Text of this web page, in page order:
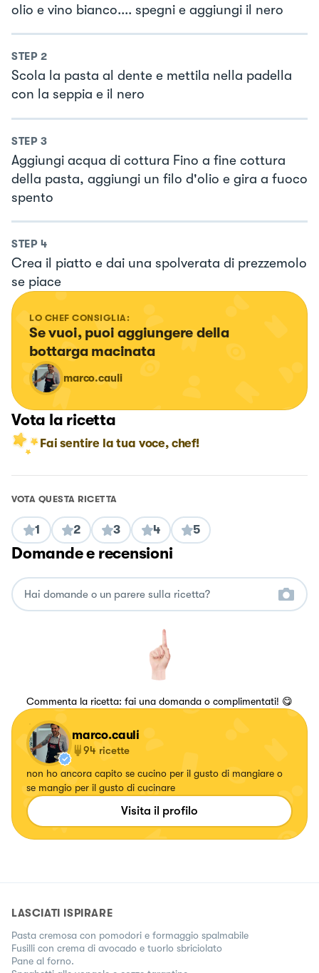
olio e vino bianco.... spegni e aggiungi il nero
STEP 2
Scola la pasta al dente e mettila nella padella
con la seppia e il nero
STEP 3
Aggiungi acqua di cottura Fino a fine cottura
della pasta, aggiungi un filo d'olio e gira a fuoco
spento
STEP 4
Crea il piatto e dai una spolverata di prezzemolo
se piace
LO CHEF CONSIGLIA:
Se vuoi, puoi aggiungere della
bottarga macinata
marco.cauli
Vota la ricetta
Fai sentire la tua voce, chef!
VOTA QUESTA RICETTA
1 2 3 4 5
Domande e recensioni
Commenta la ricetta: fai una domanda o complimentati! 😋
marco.cauli
94 ricette
non ho ancora capito se cucino per il gusto di mangiare o
se mangio per il gusto di cucinare
Visita il profilo
LASCIATI ISPIRARE
Pasta cremosa con pomodori e formaggio spalmabile
Fusilli con crema di avocado e tuorlo sbriciolato
Pane al forno.